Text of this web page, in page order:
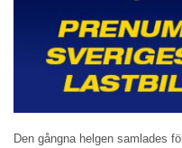
Den gångna helgen samlades